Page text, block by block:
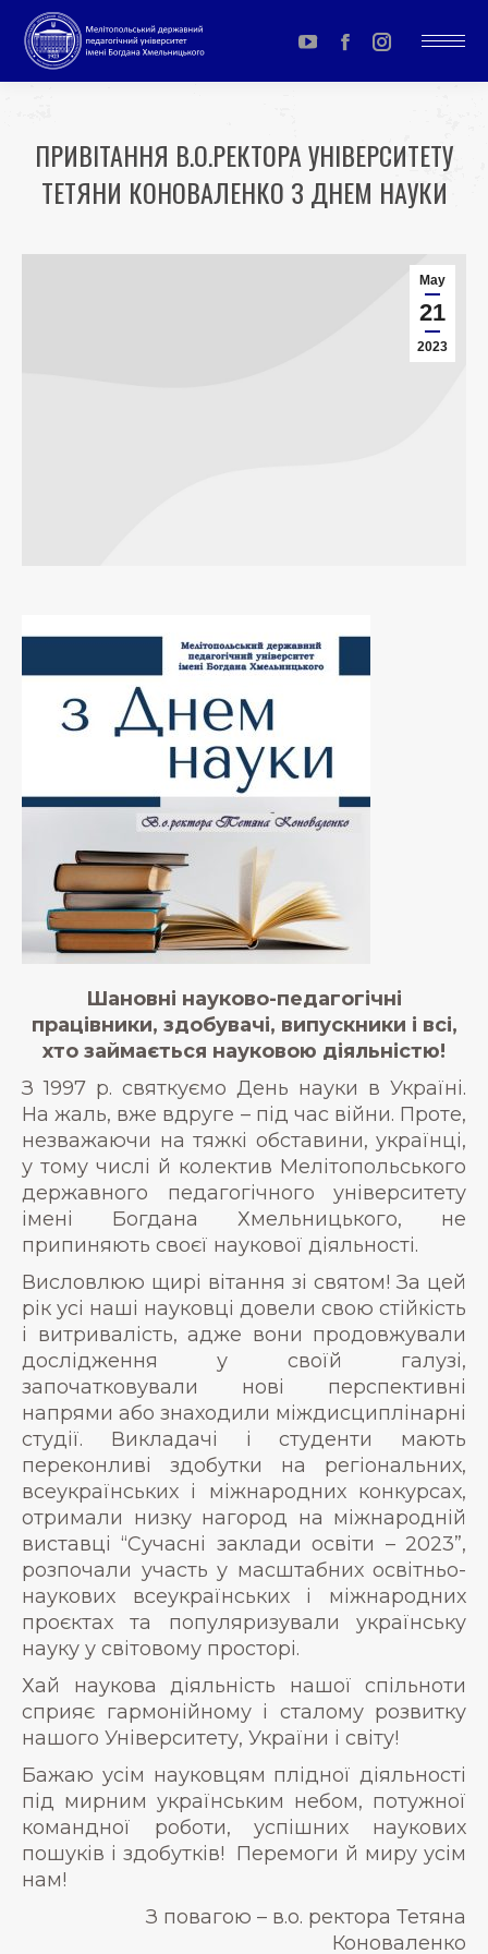
YouTube
page
in
new
Facebook
page
in
new
Instagram
page
in
new
ПРИВІТАННЯ В.О.РЕКТОРА УНІВЕРСИТЕТУ
ТЕТЯНИ КОНОВАЛЕНКО З ДНЕМ НАУКИ
May
21
2023
Шановні науково-педагогічні
працівники, здобувачі, випускники і всі,
хто займається науковою діяльністю!
З 1997 р. святкуємо День науки в Україні.
На жаль, вже вдруге – під час війни. Проте,
незважаючи на тяжкі обставини, українці,
у тому числі й колектив Мелітопольського
державного педагогічного університету
імені Богдана Хмельницького, не
припиняють своєї наукової діяльності.
Висловлюю щирі вітання зі святом! За цей
рік усі наші науковці довели свою стійкість
і витривалість, адже вони продовжували
дослідження у своїй галузі,
започатковували нові перспективні
напрями або знаходили міждисциплінарні
студії. Викладачі і студенти мають
переконливі здобутки на регіональних,
всеукраїнських і міжнародних конкурсах,
отримали низку нагород на міжнародній
виставці “Сучасні заклади освіти – 2023”,
розпочали участь у масштабних освітньо-
наукових всеукраїнських і міжнародних
проєктах та популяризували українську
науку у світовому просторі.
Хай наукова діяльність нашої спільноти
сприяє гармонійному і сталому розвитку
нашого Університету, України і світу!
Бажаю усім науковцям плідної діяльності
під мирним українським небом, потужної
командної роботи, успішних наукових
пошуків і здобутків! Перемоги й миру усім
нам!
З повагою – в.о. ректора Тетяна
Коноваленко